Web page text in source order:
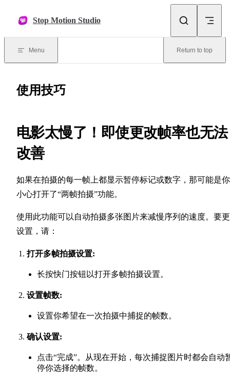
Stop Motion Studio
Menu Return to top
使用技巧
电影太慢了！即使更改帧率也无法
改善
如果在拍摄的每一帧上都显示暂停标记或数字，那可能是
小心打开了“两帧拍摄”功能。
使用此功能可以自动拍摄多张图片来减慢序列的速度。要
设置，请：
打开多帧拍摄设置:
长按快门按钮以打开多帧拍摄设置。
设置帧数:
设置你希望在一次拍摄中捕捉的帧数。
确认设置:
点击“完成”。从现在开始，每次捕捉图片时都会自动
停你选择的帧数。